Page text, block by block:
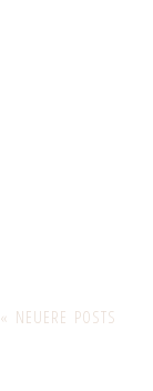
« NEUERE POSTS